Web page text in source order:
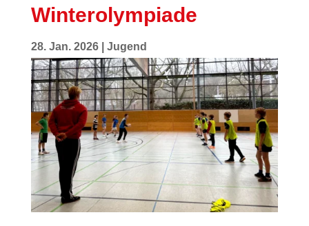
Winterolympiade
28. Jan. 2026| Jugend